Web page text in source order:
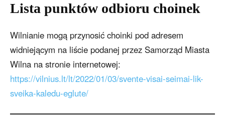
Lista punktów odbioru choinek
Wilnianie mogą przynosić choinki pod adresem
widniejącym na liście podanej przez Samorząd Miasta
Wilna na stronie internetowej:
https://vilnius.lt/lt/2022/01/03/svente-visai-seimai-lik-
sveika-kaledu-eglute/